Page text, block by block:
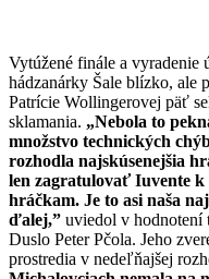
Vytúžené finále a vyradenie
hádzanárky Šale blízko, ale
Patrície Wollingerovej päť
sklamania. „Nebola to
množstvo technických
rozhodla najskúsenejšia
len zagratulovať Iuvente
hráčkam. Je to asi naša
ďalej,” uviedol v hodnotení
Duslo Peter Pčola. Jeho
prostredia v nedeľňajšej